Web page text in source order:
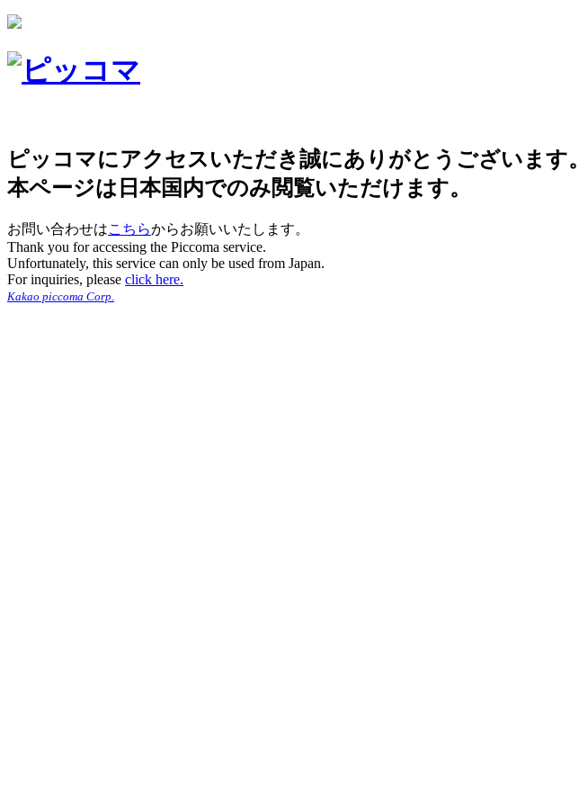
ピッコマにアクセスいただき誠にありがとうございます。
本ページは日本国内でのみ閲覧いただけます。
お問い合わせはこちらからお願いいたします。
Thank you for accessing the Piccoma service.
Unfortunately, this service can only be used from Japan.
For inquiries, please click here.
Kakao piccoma Corp.